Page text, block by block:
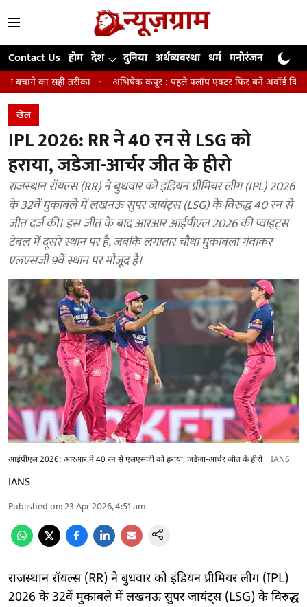
Contact Us होम देश दुनिया अर्थव्यवस्था धर्म मनोरंजन खेल
अभिषेक कपूर : पहले फ्लॉप एक्टर फिर बने अवॉर्ड विनिंग डायरेक्टर
खेल
IPL 2026: RR ने 40 रन से LSG को
हराया, जडेजा-आर्चर जीत के हीरो
राजस्थान रॉयल्स (RR) ने बुधवार को इंडियन प्रीमियर लीग (IPL) 2026
के 32वें मुकाबले में लखनऊ सुपर जायंट्स (LSG) के विरुद्ध 40 रन से
जीत दर्ज की। इस जीत के बाद आरआर आईपीएल 2026 की प्वाइंट्स
टेबल में दूसरे स्थान पर है, जबकि लगातार चौथा मुकाबला गंवाकर
एलएसजी 9वें स्थान पर मौजूद है।
आईपीएल 2026: आरआर ने 40 रन से एलएसजी को हराया, जडेजा-आर्चर जीत के हीरो IANS
IANS
Published on:23 Apr 2026, 4:51 am
राजस्थान रॉयल्स (RR) ने बुधवार को इंडियन प्रीमियर लीग (IPL)
2026 के 32वें मुकाबले में लखनऊ सुपर जायंट्स (LSG) के विरुद्ध